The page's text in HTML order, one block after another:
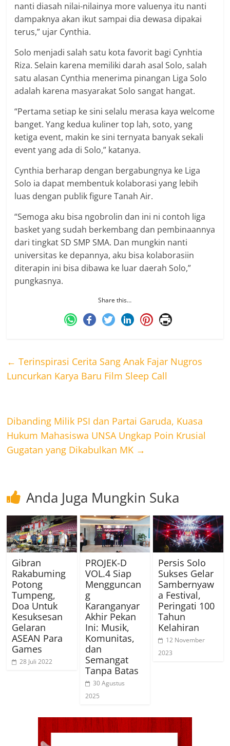
nanti diasah nilai-nilainya more valuenya itu nanti
dampaknya akan ikut sampai dia dewasa dipakai
terus,” ujar Cynthia.
Solo menjadi salah satu kota favorit bagi Cynhtia
Riza. Selain karena memiliki darah asal Solo, salah
satu alasan Cynthia menerima pinangan Liga Solo
adalah karena masyarakat Solo sangat hangat.
“Pertama setiap ke sini selalu merasa kaya welcome
banget. Yang kedua kuliner top lah, soto, yang
ketiga event, makin ke sini ternyata banyak sekali
event yang ada di Solo,” katanya.
Cynthia berharap dengan bergabungnya ke Liga
Solo ia dapat membentuk kolaborasi yang lebih
luas dengan publik figure Tanah Air.
“Semoga aku bisa ngobrolin dan ini ni contoh liga
basket yang sudah berkembang dan pembinaannya
dari tingkat SD SMP SMA. Dan mungkin nanti
universitas ke depannya, aku bisa kolaborasiin
diterapin ini bisa dibawa ke luar daerah Solo,”
pungkasnya.
Share this…
← Terinspirasi Cerita Sang Anak Fajar Nugros
Luncurkan Karya Baru Film Sleep Call
Dibanding Milik PSI dan Partai Garuda, Kuasa
Hukum Mahasiswa UNSA Ungkap Poin Krusial
Gugatan yang Dikabulkan MK →
Anda Juga Mungkin Suka
Gibran
Rakabuming
Potong
Tumpeng,
Doa Untuk
Kesuksesan
Gelaran
ASEAN Para
Games
28 Juli 2022
PROJEK-D
VOL.4 Siap
Mengguncan
g
Karanganyar
Akhir Pekan
Ini: Musik,
Komunitas,
dan
Semangat
Tanpa Batas
30 Agustus
2025
Persis Solo
Sukses Gelar
Sambernyaw
a Festival,
Peringati 100
Tahun
Kelahiran
12 November
2023